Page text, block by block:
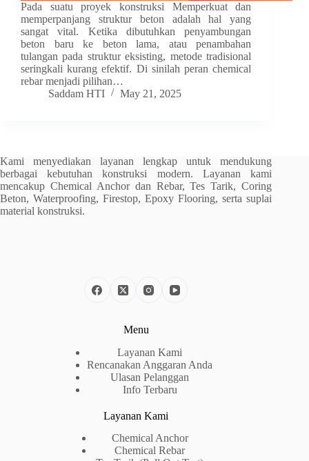
Pada suatu proyek konstruksi Memperkuat dan
memperpanjang struktur beton adalah hal yang
sangat vital. Ketika dibutuhkan penyambungan
beton baru ke beton lama, atau penambahan
tulangan pada struktur eksisting, metode tradisional
seringkali kurang efektif. Di sinilah peran chemical
rebar menjadi pilihan…
Saddam HTI
May 21, 2025
Kami menyediakan layanan lengkap untuk mendukung
berbagai kebutuhan konstruksi modern. Layanan kami
mencakup Chemical Anchor dan Rebar, Tes Tarik, Coring
Beton, Waterproofing, Firestop, Epoxy Flooring, serta suplai
material konstruksi.
Menu
Layanan Kami
Rencanakan Anggaran Anda
Ulasan Pelanggan
Info Terbaru
Layanan Kami
Chemical Anchor
Chemical Rebar